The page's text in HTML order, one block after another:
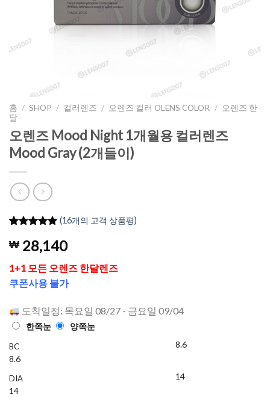
홈 / SHOP / 컬러렌즈 / 오렌즈 컬러 OLENS COLOR / 오렌즈 한
달
오렌즈 Mood Night 1개월용 컬러렌즈
Mood Gray (2개들이)
평가를 기
준으로 5점
만점에점
으로 평가
됨
(16개의 고객 상품평)
₩ 28,140
1+1 모든 오렌즈 한달렌즈
쿠폰사용 불가
도착일정: 목요일 08/27 - 금요일 09/04
한쪽눈 양쪽눈
BC
8.6
DIA
14
8.6
14